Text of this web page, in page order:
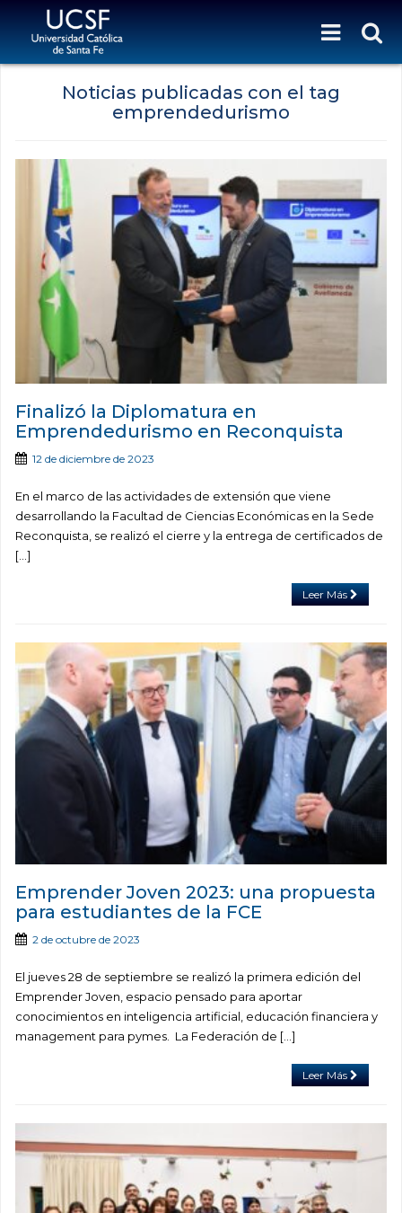
Noticias publicadas con el tag
emprendedurismo
Finalizó la Diplomatura en
Emprendedurismo en Reconquista
12 de diciembre de 2023
En el marco de las actividades de extensión que viene
desarrollando la Facultad de Ciencias Económicas en la Sede
Reconquista, se realizó el cierre y la entrega de certificados de
[…]
Leer Más
Emprender Joven 2023: una propuesta
para estudiantes de la FCE
2 de octubre de 2023
El jueves 28 de septiembre se realizó la primera edición del
Emprender Joven, espacio pensado para aportar
conocimientos en inteligencia artificial, educación financiera y
management para pymes. La Federación de […]
Leer Más